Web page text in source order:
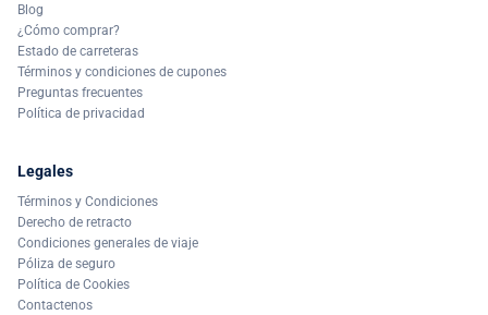
Blog
¿Cómo comprar?
Estado de carreteras
Términos y condiciones de cupones
Preguntas frecuentes
Política de privacidad
Legales
Términos y Condiciones
Derecho de retracto
Condiciones generales de viaje
Póliza de seguro
Política de Cookies
Contactenos